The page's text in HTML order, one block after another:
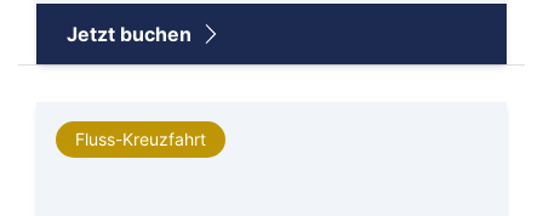
Ostsee
Süd Pazifik
Jetzt buchen
Fluss-Kreuzfahrt